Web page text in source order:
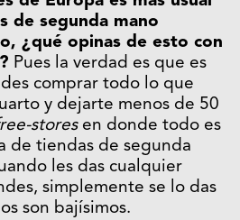
de segunda mano
¿qué opinas de esto con
Pues la verdad es que es
comprar todo lo que
y dejarte menos de 50
storesen donde todo es
de tiendas de segunda
les das cualquier
simplemente se lo das
son bajísimos.